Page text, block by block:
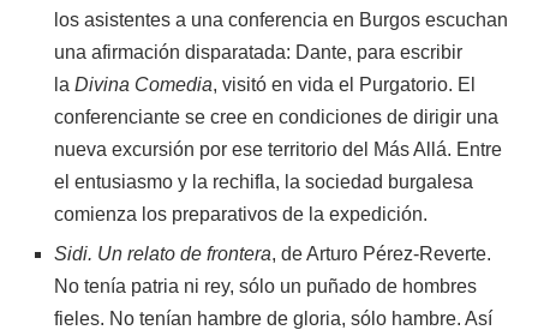
los asistentes a una conferencia en Burgos escuchan
una afirmación disparatada: Dante, para escribir
la Divina Comedia, visitó en vida el Purgatorio. El
conferenciante se cree en condiciones de dirigir una
nueva excursión por ese territorio del Más Allá. Entre
el entusiasmo y la rechifla, la sociedad burgalesa
comienza los preparativos de la expedición.
Sidi. Un relato de frontera, de Arturo Pérez-Reverte.
No tenía patria ni rey, sólo un puñado de hombres
fieles. No tenían hambre de gloria, sólo hambre. Así